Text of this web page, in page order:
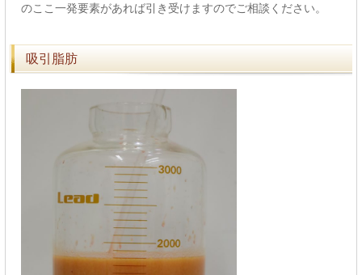
のここ一発要素があれば引き受けますのでご相談ください。
吸引脂肪